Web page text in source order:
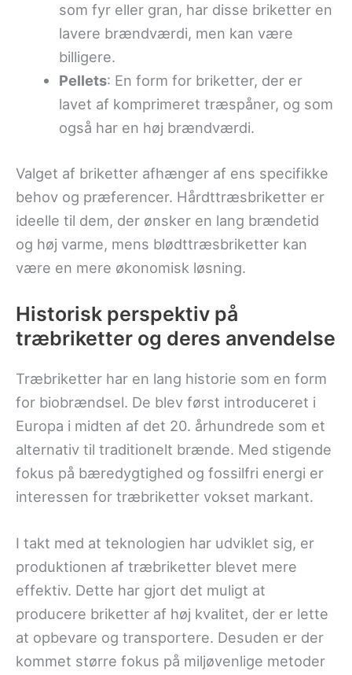
som fyr eller gran, har disse briketter en
lavere brændværdi, men kan være
billigere.
Pellets: En form for briketter, der er
lavet af komprimeret træspåner, og som
også har en høj brændværdi.
Valget af briketter afhænger af ens specifikke
behov og præferencer. Hårdttræsbriketter er
ideelle til dem, der ønsker en lang brændetid
og høj varme, mens blødttræsbriketter kan
være en mere økonomisk løsning.
Historisk perspektiv på
træbriketter og deres anvendelse
Træbriketter har en lang historie som en form
for biobrændsel. De blev først introduceret i
Europa i midten af det 20. århundrede som et
alternativ til traditionelt brænde. Med stigende
fokus på bæredygtighed og fossilfri energi er
interessen for træbriketter vokset markant.
I takt med at teknologien har udviklet sig, er
produktionen af træbriketter blevet mere
effektiv. Dette har gjort det muligt at
producere briketter af høj kvalitet, der er lette
at opbevare og transportere. Desuden er der
kommet større fokus på miljøvenlige metoder